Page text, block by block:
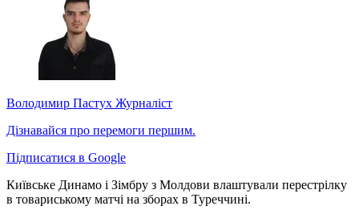
Володимир Пастух Журналіст
Дізнавайся про перемоги першим.
Підписатися в Google
Київське Динамо і Зімбру з Молдови влаштували перестрілку
в товариському матчі на зборах в Туреччині.